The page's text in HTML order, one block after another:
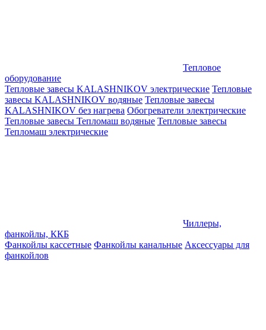
Тепловое
оборудование
Тепловые завесы KALASHNIKOV электрические Тепловые
завесы KALASHNIKOV водяные Тепловые завесы
KALASHNIKOV без нагрева Обогреватели электрические
Тепловые завесы Тепломаш водяные Тепловые завесы
Тепломаш электрические
Чиллеры,
фанкойлы, ККБ
Фанкойлы кассетные Фанкойлы канальные Аксессуары для
фанкойлов